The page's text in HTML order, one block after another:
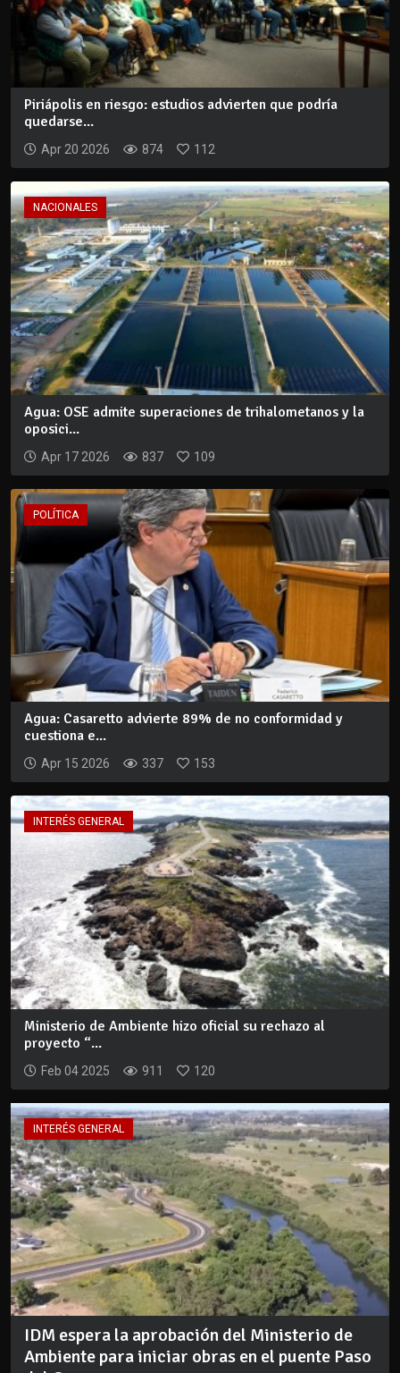
Piriápolis en riesgo: estudios advierten que podría
quedarse...
Apr 20 2026 874 112
NACIONALES
Agua: OSE admite superaciones de trihalometanos y la
oposici...
Apr 17 2026 837 109
POLÍTICA
Agua: Casaretto advierte 89% de no conformidad y
cuestiona e...
Apr 15 2026 337 153
INTERÉS GENERAL
Ministerio de Ambiente hizo oficial su rechazo al
proyecto “...
Feb 04 2025 911 120
INTERÉS GENERAL
IDM espera la aprobación del Ministerio de
Ambiente para iniciar obras en el puente Paso